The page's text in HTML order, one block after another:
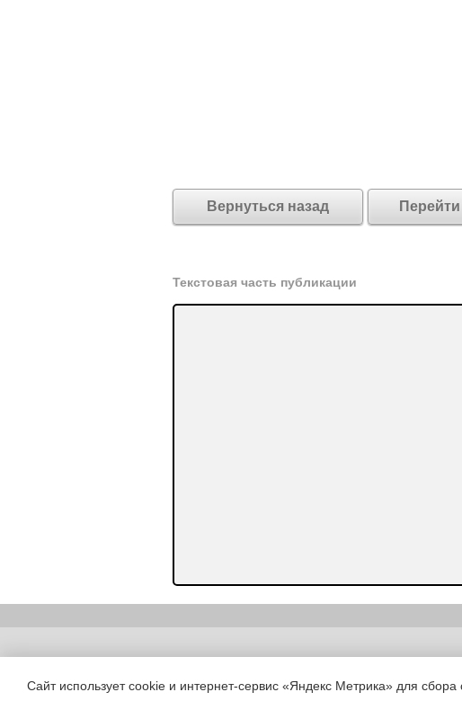
Вернуться назад
Текстовая часть публикации
Copyright (c) |Вестник
Сайт использует cookie и интернет-сервис «Яндекс Метрика» для